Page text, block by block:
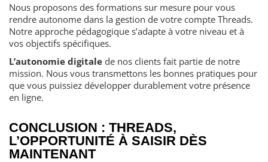
Nous proposons des formations sur mesure pour vous
rendre autonome dans la gestion de votre compte Threads.
Notre approche pédagogique s’adapte à votre niveau et à
vos objectifs spécifiques.
L’autonomie digitale de nos clients fait partie de notre
mission. Nous vous transmettons les bonnes pratiques pour
que vous puissiez développer durablement votre présence
en ligne.
CONCLUSION : THREADS,
L’OPPORTUNITÉ À SAISIR DÈS
MAINTENANT